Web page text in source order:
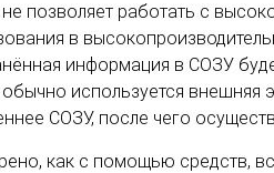
не позволяет работать с
в
информация в СОЗУ
используется внешняя
СОЗУ, после чего
как с помощью средств,